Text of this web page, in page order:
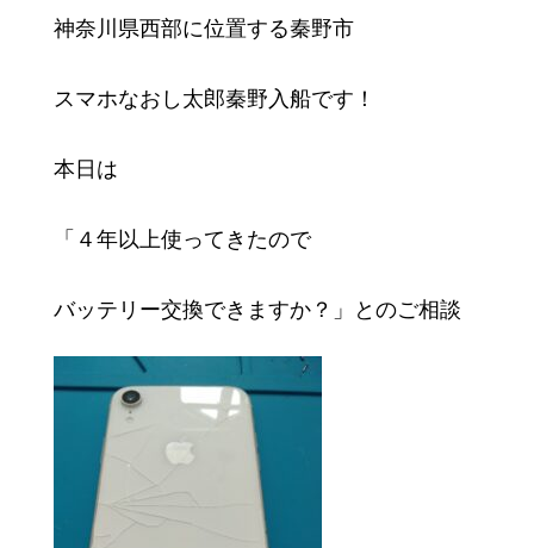
神奈川県西部に位置する秦野市
スマホなおし太郎秦野入船です！
本日は
「４年以上使ってきたので
バッテリー交換できますか？」とのご相談